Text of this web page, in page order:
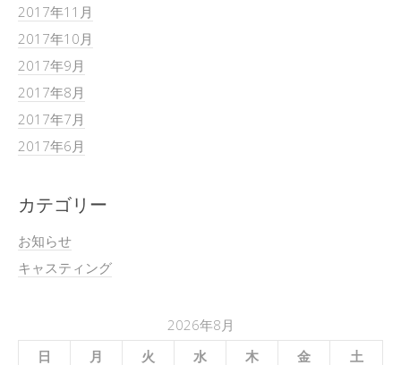
2017年11月
2017年10月
2017年9月
2017年8月
2017年7月
2017年6月
カテゴリー
お知らせ
キャスティング
2026年8月
日
月 火 水 木 金
土